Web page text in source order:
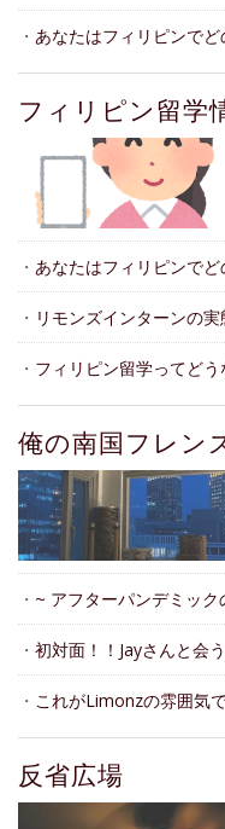
・ あなたはフィリピンで
フィリピン留学
・ あなたはフィリピンで
・ リモンズインターンの実
・ フィリピン留学ってどう
俺の南国フレン
・ ~ アフターパンデミッ
・ 初対面！！Jayさんと会う
・ これがLimonzの雰囲気で
反省広場